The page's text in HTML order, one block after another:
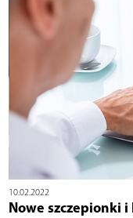
10.02.2022
Nowe szczepionki